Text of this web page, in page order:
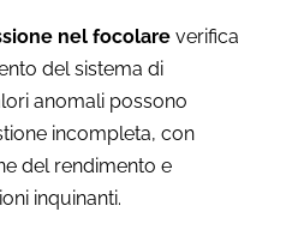
nel focolareverifica
del sistema di
anomali possono
incompleta, con
del rendimento e
inquinanti.